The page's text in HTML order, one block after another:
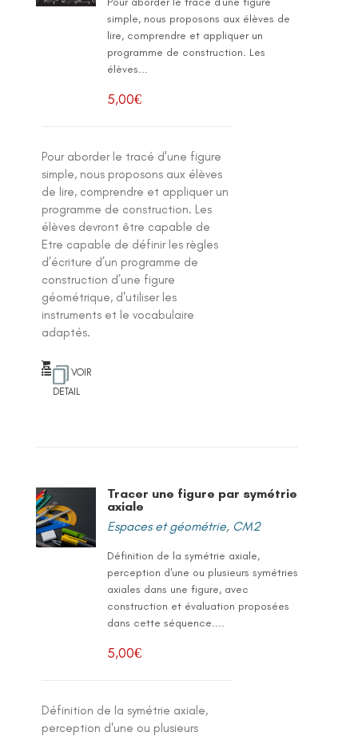
simple, nous proposons aux élèves de
lire, comprendre et appliquer un
programme de construction. Les
élèves...
5,00€
Pour aborder le tracé d'une figure
simple, nous proposons aux élèves
de lire, comprendre et appliquer un
programme de construction. Les
élèves devront être capable de
Etre capable de définir les règles
d’écriture d’un programme de
construction d’une figure
géométrique, d'utiliser les
instruments et le vocabulaire
adaptés.
VOIR
DETAIL
Tracer une figure par symétrie
axiale
Espaces et géométrie, CM2
Définition de la symétrie axiale,
perception d'une ou plusieurs symétries
axiales dans une figure, avec
construction et évaluation proposées
dans cette séquence....
5,00€
Définition de la symétrie axiale,
perception d'une ou plusieurs